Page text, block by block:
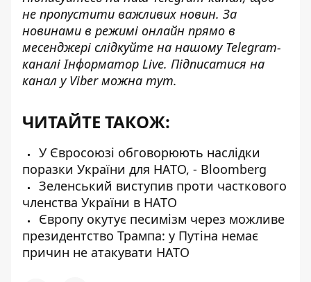
не пропустити важливих новин. За
новинами в режимі онлайн прямо в
месенджері слідкуйте на нашому Telegram-
каналіІнформатор Live. Підписатися на
канал у Viber можна тут.
ЧИТАЙТЕ ТАКОЖ:
У Євросоюзі обговорюють наслідки
поразки України для НАТО, - Bloomberg
Зеленський виступив проти часткового
членства України в НАТО
Європу окутує песимізм через можливе
президентство Трампа: у Путіна немає
причин не атакувати НАТО